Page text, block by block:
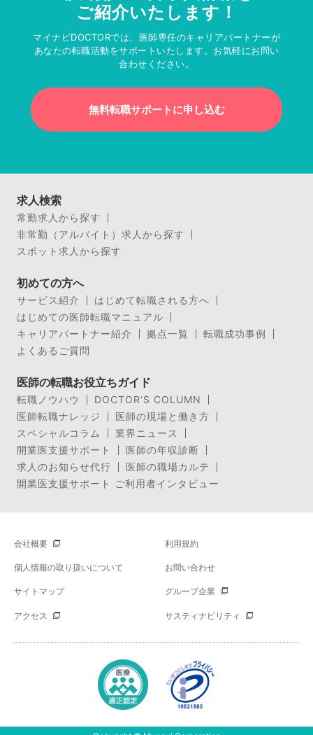
ご紹介いたします！
マイナビDOCTORでは、医師専任のキャリアパートナーが
あなたの転職活動をサポートいたします。お気軽にお問い
合わせください。
無料転職サポートに申し込む
求人検索
常勤求人から探す
非常勤（アルバイト）求人から探す
スポット求人から探す
初めての方へ
サービス紹介
はじめて転職される方へ
はじめての医師転職マニュアル
キャリアパートナー紹介
拠点一覧
転職成功事例
よくあるご質問
医師の転職お役立ちガイド
転職ノウハウ
DOCTOR’S COLUMN
医師転職ナレッジ
医師の現場と働き方
スペシャルコラム
業界ニュース
開業医支援サポート
医師の年収診断
求人のお知らせ代行
医師の職場カルテ
開業医支援サポート ご利用者インタビュー
会社概要 利用規約
個人情報の取り扱いについて お問い合わせ
サイトマップ グループ企業
アクセス サスティナビリティ